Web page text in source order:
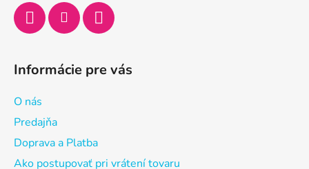
Informácie pre vás
O nás
Predajňa
Doprava a Platba
Ako postupovať pri vrátení tovaru